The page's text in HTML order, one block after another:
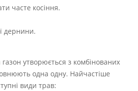
часте косіння.
дернини.
утворюється з комбінованих
одна одну. Найчастіше
види трав: